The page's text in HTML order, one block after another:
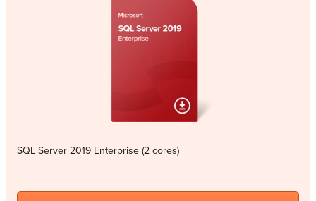
SQL Server 2019 Enterprise (2 cores)